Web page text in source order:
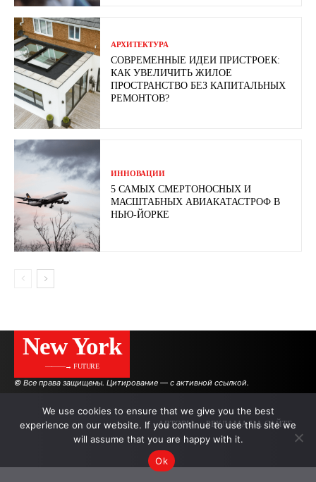
АРХИТЕКТУРА
СОВРЕМЕННЫЕ ИДЕИ ПРИСТРОЕК:
КАК УВЕЛИЧИТЬ ЖИЛОЕ
ПРОСТРАНСТВО БЕЗ КАПИТАЛЬНЫХ
РЕМОНТОВ?
ИННОВАЦИИ
5 САМЫХ СМЕРТОНОСНЫХ И
МАСШТАБНЫХ АВИАКАТАСТРОФ В
НЬЮ-ЙОРКЕ
New York
———→ FUTURE
© Все права защищены. Цитирование — с активной ссылкой.
АВТОРЫ РЕКЛАМА НА САЙТЕ
We use cookies to ensure that we give you the best
experience on our website. If you continue to use this site we
will assume that you are happy with it.
Ok